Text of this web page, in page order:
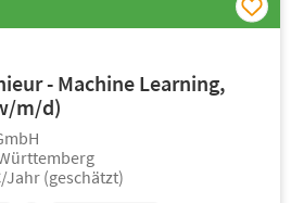
- Machine Learning,
m/d)
Jahr (geschätzt)